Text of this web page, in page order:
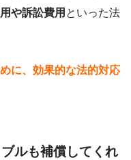
や訴訟費用 といった法
に、効果的な法的対応
ルも補償してくれ